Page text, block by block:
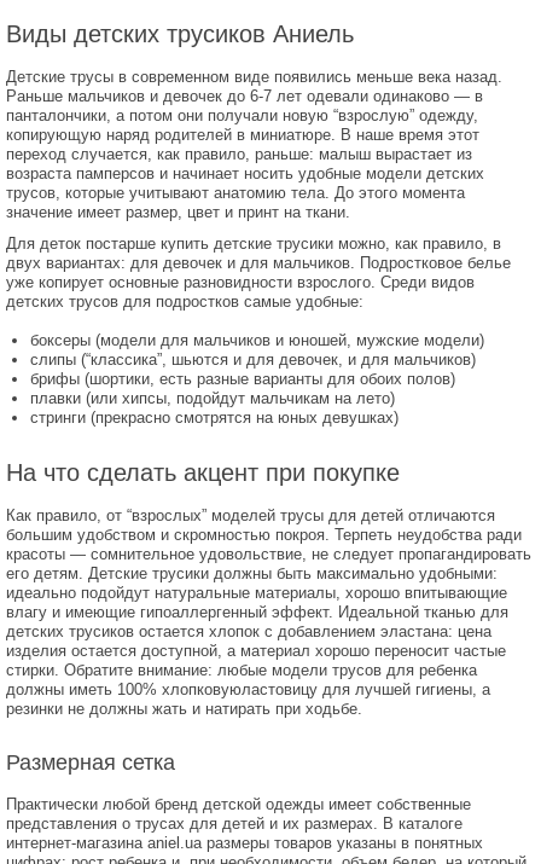
Виды детских трусиков Аниель
Детские трусы в современном виде появились меньше века назад.
Раньше мальчиков и девочек до 6-7 лет одевали одинаково — в
панталончики, а потом они получали новую “взрослую” одежду,
копирующую наряд родителей в миниатюре. В наше время этот
переход случается, как правило, раньше: малыш вырастает из
возраста памперсов и начинает носить удобные модели детских
трусов, которые учитывают анатомию тела. До этого момента
значение имеет размер, цвет и принт на ткани.
Для деток постарше купить детские трусики можно, как правило, в
двух вариантах: для девочек и для мальчиков. Подростковое белье
уже копирует основные разновидности взрослого. Среди видов
детских трусов для подростков самые удобные:
боксеры (модели для мальчиков и юношей, мужские модели)
слипы (“классика”, шьются и для девочек, и для мальчиков)
брифы (шортики, есть разные варианты для обоих полов)
плавки (или хипсы, подойдут мальчикам на лето)
стринги (прекрасно смотрятся на юных девушках)
На что сделать акцент при покупке
Как правило, от “взрослых” моделей трусы для детей отличаются
большим удобством и скромностью покроя. Терпеть неудобства ради
красоты — сомнительное удовольствие, не следует пропагандировать
его детям. Детские трусики должны быть максимально удобными:
идеально подойдут натуральные материалы, хорошо впитывающие
влагу и имеющие гипоаллергенный эффект. Идеальной тканью для
детских трусиков остается хлопок с добавлением эластана: цена
изделия остается доступной, а материал хорошо переносит частые
стирки. Обратите внимание: любые модели трусов для ребенка
должны иметь 100% хлопковуюластовицу для лучшей гигиены, а
резинки не должны жать и натирать при ходьбе.
Размерная сетка
Практически любой бренд детской одежды имеет собственные
представления о трусах для детей и их размерах. В каталоге
интернет-магазина aniel.ua размеры товаров указаны в понятных